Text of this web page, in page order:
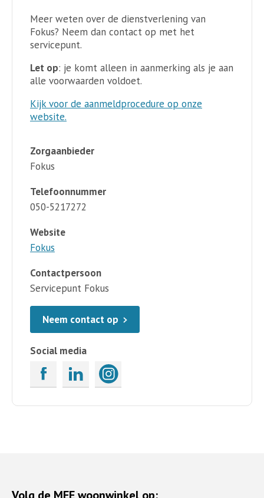
Meer weten over de dienstverlening van
Fokus? Neem dan contact op met het
servicepunt.
Let op: je komt alleen in aanmerking als je aan
alle voorwaarden voldoet.
Kijk voor de aanmeldprocedure op onze
website.
Zorgaanbieder
Fokus
Telefoonnummer
050-5217272
Website
Fokus
Contactpersoon
Servicepunt Fokus
Neem contact op
Social media
Volg de MEE woonwinkel op: